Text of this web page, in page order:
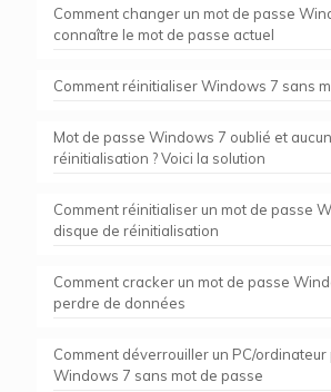
Comment changer un mot de passe
connaître le mot de passe actuel
Comment réinitialiser Windows 7 sans
Mot de passe Windows 7 oublié et
réinitialisation ? Voici la solution
Comment réinitialiser un mot de passe
disque de réinitialisation
Comment cracker un mot de passe
perdre de données
Comment déverrouiller un PC/
Windows 7 sans mot de passe